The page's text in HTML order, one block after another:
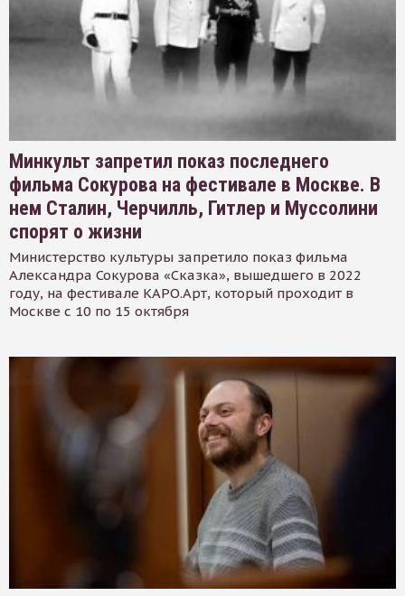
Минкульт запретил показ последнего
фильма Сокурова на фестивале в Москве. В
нем Сталин, Черчилль, Гитлер и Муссолини
спорят о жизни
Министерство культуры запретило показ фильма
Александра Сокурова «Сказка», вышедшего в 2022
году, на фестивале КАРО.Арт, который проходит в
Москве с 10 по 15 октября